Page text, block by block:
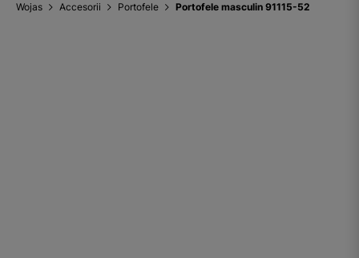
Wojas Accesorii Portofele Portofele masculin 91115-52